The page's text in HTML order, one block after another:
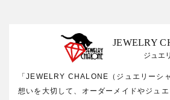
JEWELRY
ジュエ
「JEWELRY CHALONE（ジュエリーシ
想いを大切して、オーダーメイドやジュ